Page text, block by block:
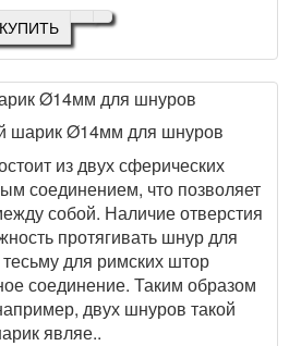
КУПИТЬ
шарик Ø14мм для шнуров
из двух сферических
соединением, что позволяет
собой. Наличие отверстия
протягивать шнур для
для римских штор
соединение. Таким образом
двух шнуров такой
являе..